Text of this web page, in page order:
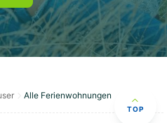
Alle Ferienwohnungen
TOP